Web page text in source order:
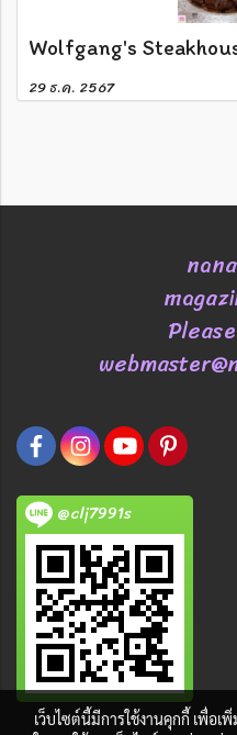
Wolfgang's
29 ธ.ค. 2567
@clj7991s
เว็บไซต์นี้มีการใช้งานคุกกี้ เพื่อ